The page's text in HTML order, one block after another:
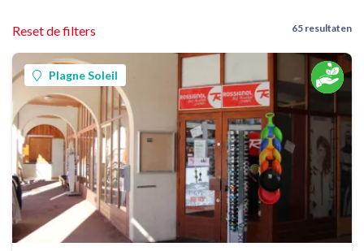
Reset de filters 65 resultaten
Plagne Soleil